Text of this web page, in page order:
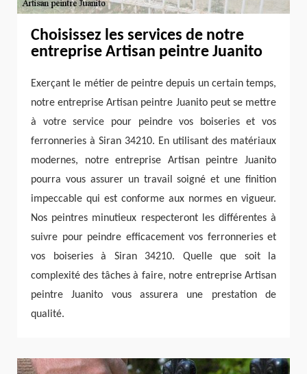
Choisissez les services de notre
entreprise Artisan peintre Juanito
Exerçant le métier de peintre depuis un certain temps,
notre entreprise Artisan peintre Juanito peut se mettre
à votre service pour peindre vos boiseries et vos
ferronneries à Siran 34210. En utilisant des matériaux
modernes, notre entreprise Artisan peintre Juanito
pourra vous assurer un travail soigné et une finition
impeccable qui est conforme aux normes en vigueur.
Nos peintres minutieux respecteront les différentes à
suivre pour peindre efficacement vos ferronneries et
vos boiseries à Siran 34210. Quelle que soit la
complexité des tâches à faire, notre entreprise Artisan
peintre Juanito vous assurera une prestation de
qualité.